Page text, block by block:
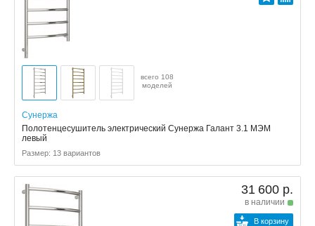
всего 108
моделей
Сунержа
Полотенцесушитель электрический Сунержа Галант 3.1 МЭМ
левый
Размер: 13 вариантов
31 600 р.
в наличии
В корзину